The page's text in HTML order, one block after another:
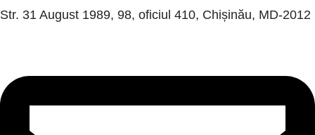
Str. 31 August 1989, 98, oficiul 410, Chișinău, MD-2012